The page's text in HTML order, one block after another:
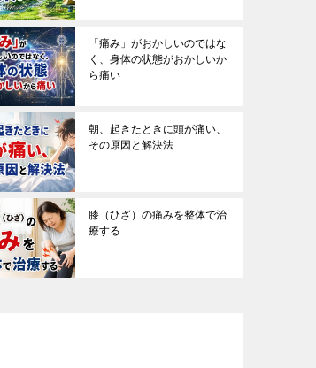
「痛み」がおかしいのではな
く、身体の状態がおかしいか
ら痛い
朝、起きたときに頭が痛い、
その原因と解決法
膝（ひざ）の痛みを整体で治
療する